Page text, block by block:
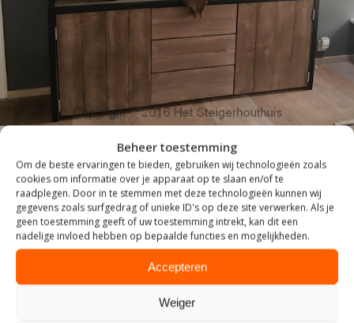
Beheer toestemming
Om de beste ervaringen te bieden, gebruiken wij technologieën zoals
cookies om informatie over je apparaat op te slaan en/of te
raadplegen. Door in te stemmen met deze technologieën kunnen wij
gegevens zoals surfgedrag of unieke ID's op deze site verwerken. Als je
geen toestemming geeft of uw toestemming intrekt, kan dit een
nadelige invloed hebben op bepaalde functies en mogelijkheden.
Accepteren
Weiger
ZITTEN